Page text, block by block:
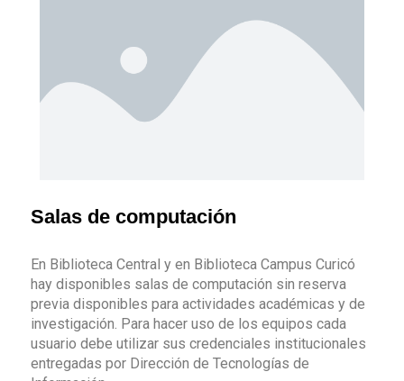
Salas de computación
En Biblioteca Central y en Biblioteca Campus Curicó
hay disponibles salas de computación sin reserva
previa disponibles para actividades académicas y de
investigación. Para hacer uso de los equipos cada
usuario debe utilizar sus credenciales institucionales
entregadas por Dirección de Tecnologías de